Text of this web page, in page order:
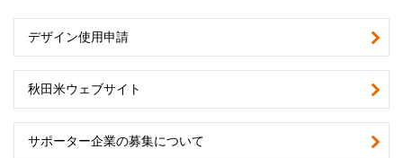
デザイン使用申請
秋田米ウェブサイト
サポーター企業の募集について